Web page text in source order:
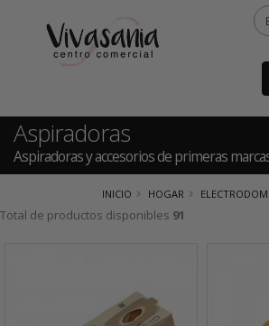
Aspiradoras
Aspiradoras y accesorios de primeras
INICIO HOGAR
Total de productos disponibles 91